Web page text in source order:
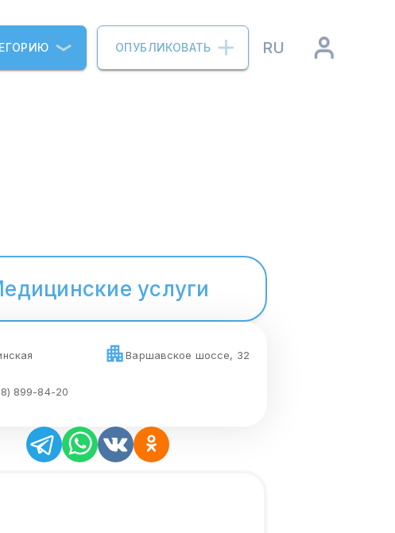
ОПУБЛИКОВАТЬ RU
услуги
Варшавское шоссе, 32
899-84-20